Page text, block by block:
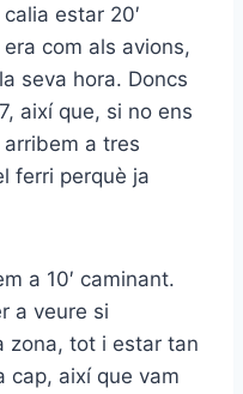
estar 20′
com als avions,
seva hora. Doncs
així que, si no ens
arribem a tres
ferri perquè ja
a 10′ caminant.
a veure si
zona, tot i estar tan
cap, així que vam